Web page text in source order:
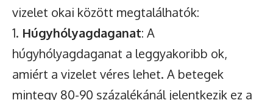
vizelet okai között megtalálhatók:
Húgyhólyagdaganat: A
húgyhólyagdaganat a leggyakoribb ok,
amiért a vizelet véres lehet. A betegek
mintegy 80-90 százalékánál jelentkezik ez a